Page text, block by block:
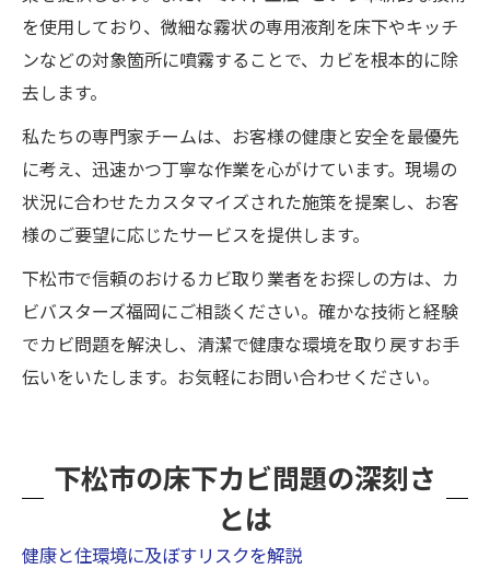
を使用しており、微細な霧状の専用液剤を床下やキッチ
ンなどの対象箇所に噴霧することで、カビを根本的に除
去します。
私たちの専門家チームは、お客様の健康と安全を最優先
に考え、迅速かつ丁寧な作業を心がけています。現場の
状況に合わせたカスタマイズされた施策を提案し、お客
様のご要望に応じたサービスを提供します。
下松市で信頼のおけるカビ取り業者をお探しの方は、カ
ビバスターズ福岡にご相談ください。確かな技術と経験
でカビ問題を解決し、清潔で健康な環境を取り戻すお手
伝いをいたします。お気軽にお問い合わせください。
下松市の床下カビ問題の深刻さ
とは
健康と住環境に及ぼすリスクを解説